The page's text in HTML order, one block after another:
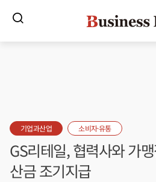
기업과산업 소비자·유통
GS리테일, 협력사와 가
산금 조기지급